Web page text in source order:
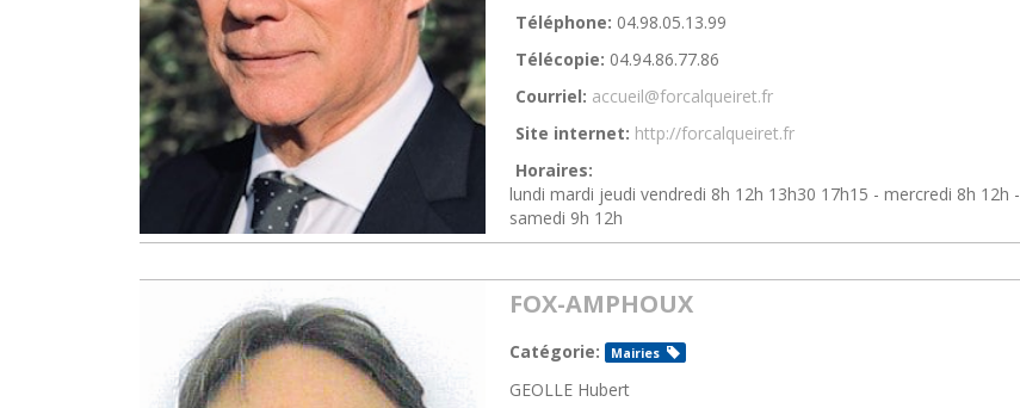
Téléphone: 04.98.05.13.99
Télécopie: 04.94.86.77.86
Courriel: accueil@forcalqueiret.fr
Site internet: http://forcalqueiret.fr
Horaires:
lundi mardi jeudi vendredi 8h 12h 13h30 17h15 - mercredi 8h 12h -
samedi 9h 12h
FOX-AMPHOUX
Catégorie: Mairies
GEOLLE Hubert